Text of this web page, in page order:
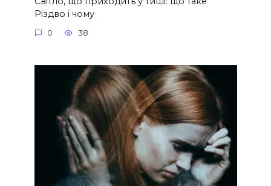
Різдво і чому
0 38